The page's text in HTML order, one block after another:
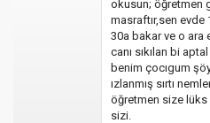
okusun; öğretmen
masraftır,sen
30a bakar ve o ara
canı sıkılan bi
benim çocıgum
ızlanmış sırtı
öğretmen size
sizi.